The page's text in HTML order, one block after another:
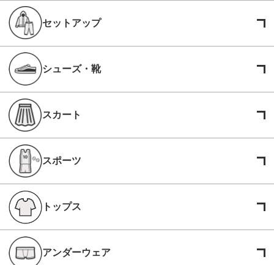
セットアップ
シューズ・靴
スカート
スポーツ
トップス
アンダーウェア